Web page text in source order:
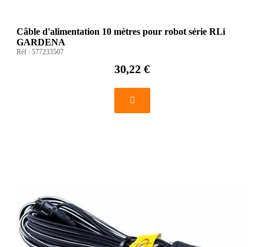
Câble d'alimentation 10 mètres pour robot série RLi
GARDENA
Réf : 577233507
30,22 €